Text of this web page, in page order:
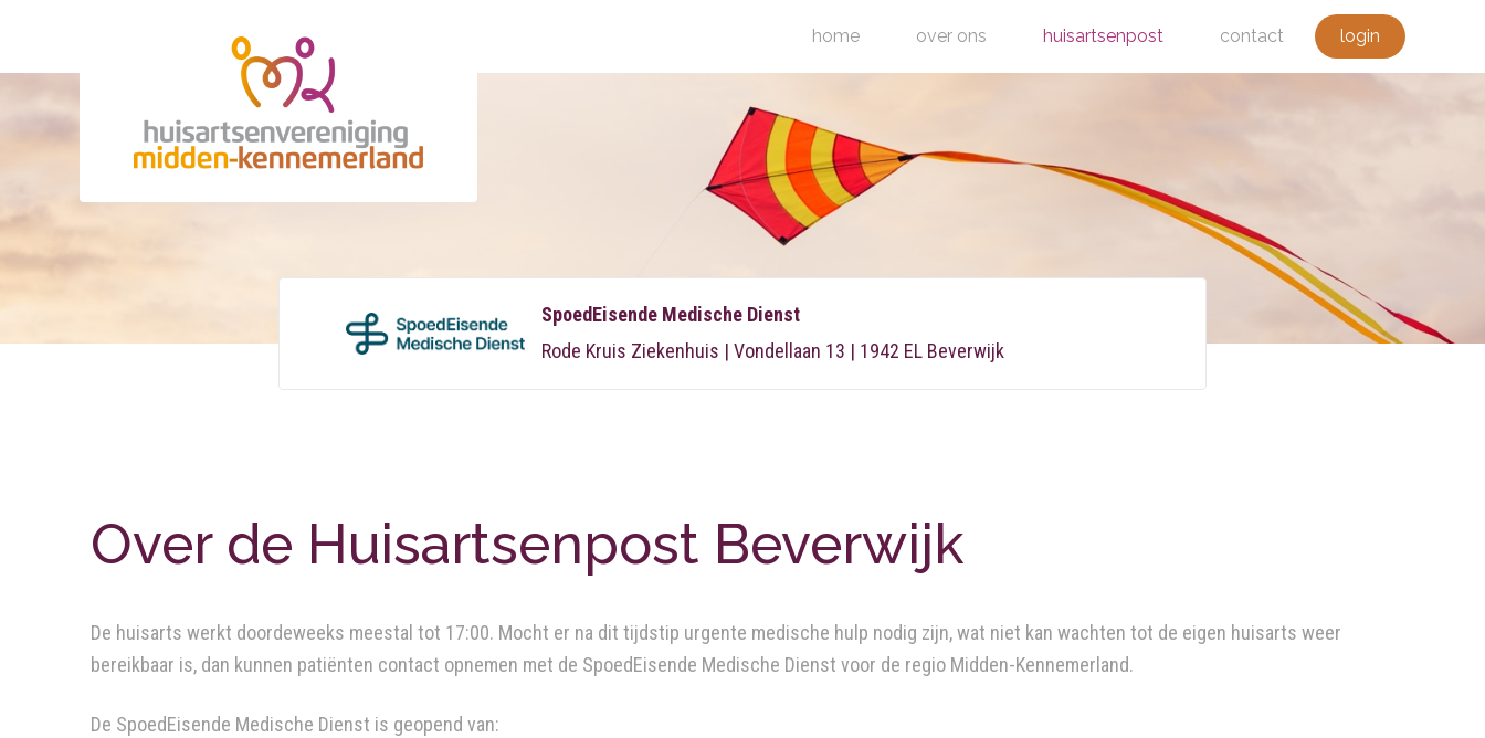
home over ons huisartsenpost contact login
SpoedEisende Medische Dienst
Rode Kruis Ziekenhuis | Vondellaan 13 | 1942 EL Beverwijk
Over de Huisartsenpost Beverwijk
De huisarts werkt doordeweeks meestal tot 17:00. Mocht er na dit tijdstip urgente medische hulp nodig zijn, wat niet kan wachten tot de eigen huisarts weer
bereikbaar is, dan kunnen patiënten contact opnemen met de SpoedEisende Medische Dienst voor de regio Midden-Kennemerland.
De SpoedEisende Medische Dienst is geopend van: